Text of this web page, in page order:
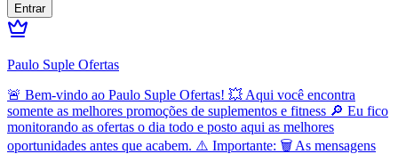
Entrar
Paulo Suple Ofertas
🚨 Bem-vindo ao Paulo Suple Ofertas! 💥 Aqui você encontra
somente as melhores promoções de suplementos e fitness 🔎 Eu fico
monitorando as ofertas o dia todo e posto aqui as melhores
oportunidades antes que acabem. ⚠️ Importante: 🗑️ As mensagens